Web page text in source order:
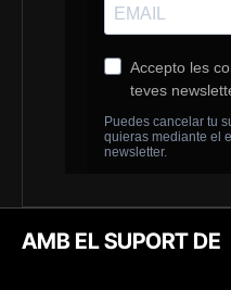
AMB EL SUPORT DE